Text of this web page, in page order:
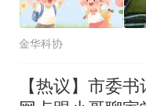
金华科协
【热议】市委